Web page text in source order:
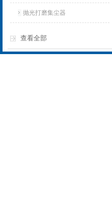
抛光打磨集尘器
查看全部